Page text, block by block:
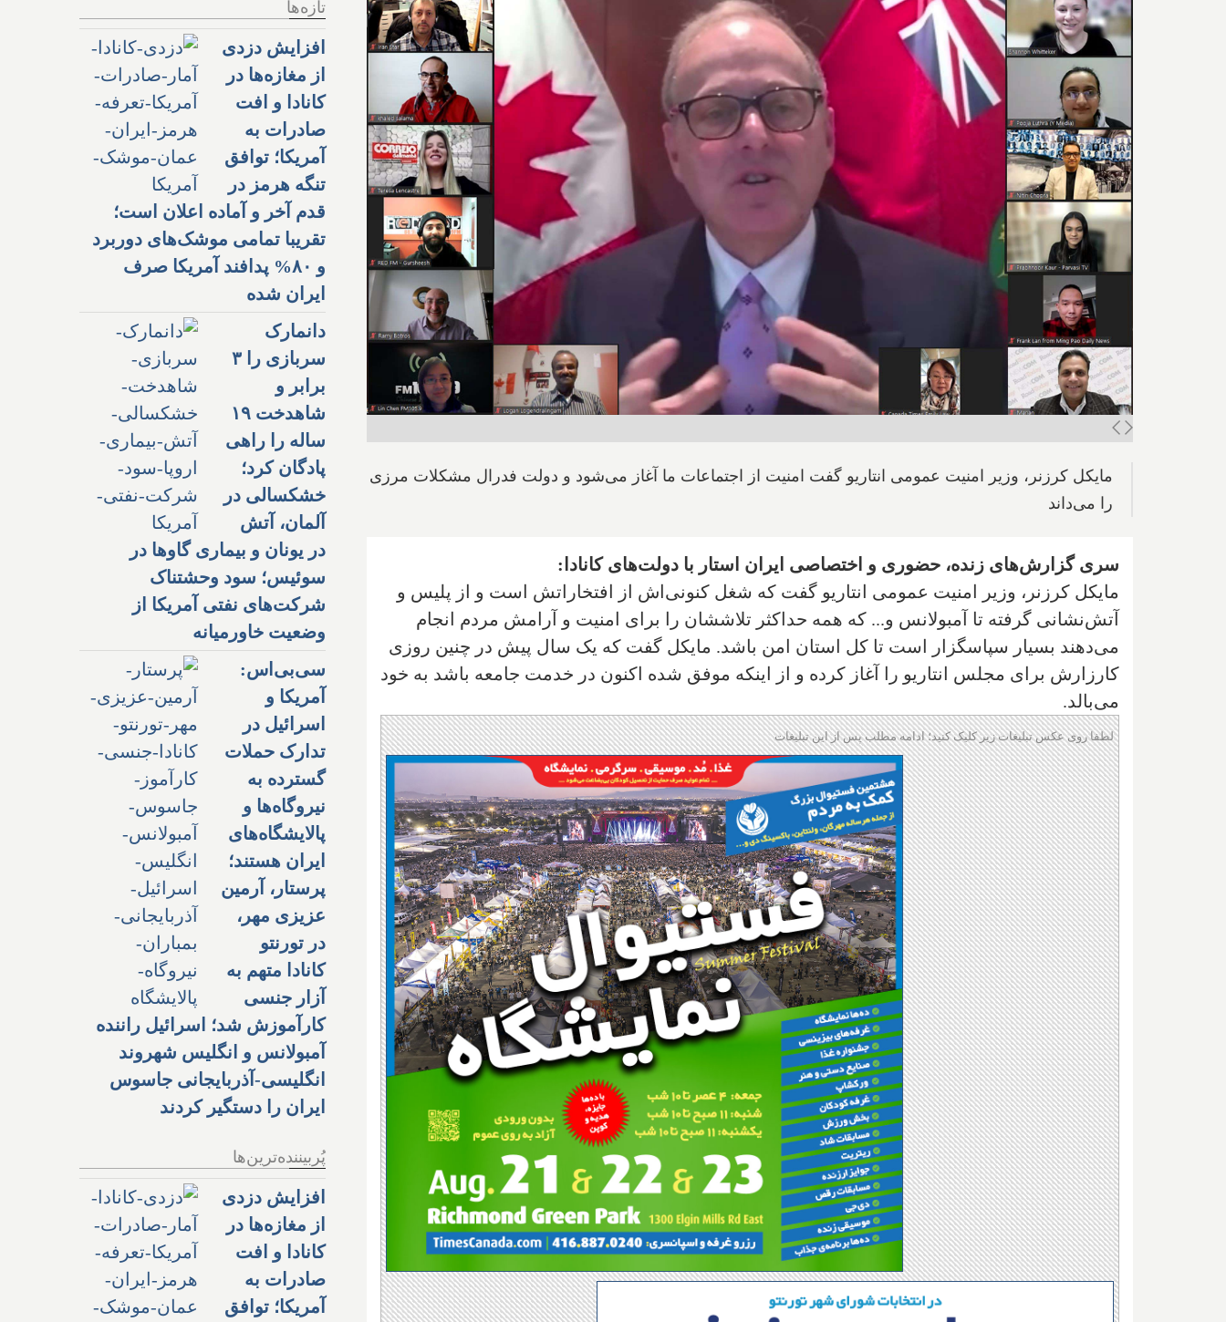
مایکل کرزنر، وزیر امنیت عمومی انتاریو گفت امنیت از اجتماعات ما آغاز می‌شود و دولت فدرال مشکلات مرزی
را می‌داند
سری گزارش‌های زنده، حضوری و اختصاصی ایران استار با دولت‌های کانادا:
مایکل کرزنر، وزیر امنیت عمومی انتاریو گفت که شغل کنونی‌اش از افتخاراتش است و از پلیس و
آتش‌نشانی گرفته تا آمبولانس و... که همه حداکثر تلاششان را برای امنیت و آرامش مردم انجام
می‌دهند بسیار سپاسگزار است تا کل استان امن باشد. مایکل گفت که یک سال پیش در چنین روزی
کارزارش برای مجلس انتاریو را آغاز کرده و از اینکه موفق شده اکنون در خدمت جامعه باشد به خود
می‌بالد.
لطفا روی عکس تبلیغات زیر کلیک کنید؛ ادامه مطلب پس از این تبلیغات
تازه‌ها
افزایش دزدی
از مغازه‌ها در
کانادا و افت
صادرات به
آمریکا؛ توافق
تنگه هرمز در
قدم آخر و آماده اعلان است؛
تقریبا تمامی موشک‌های دوربرد
و ۸۰% پدافند آمریکا صرف
ایران شده
دانمارک
سربازی را ۳
برابر و
شاهدخت ۱۹
ساله را راهی
پادگان کرد؛
خشکسالی در
آلمان، آتش
در یونان و بیماری گاوها در
سوئیس؛ سود وحشتناک
شرکت‌های نفتی آمریکا از
وضعیت خاورمیانه
سی‌بی‌اس:
آمریکا و
اسرائیل در
تدارک حملات
گسترده به
نیروگاه‌ها و
پالایشگاه‌های
ایران هستند؛
پرستار، آرمین
عزیزی مهر،
در تورنتو
کانادا متهم به
آزار جنسی
کارآموزش شد؛ اسرائیل راننده
آمبولانس و انگلیس شهروند
انگلیسی-آذربایجانی جاسوس
ایران را دستگیر کردند
پُربیننده‌ترین‌ها
افزایش دزدی
از مغازه‌ها در
کانادا و افت
صادرات به
آمریکا؛ توافق